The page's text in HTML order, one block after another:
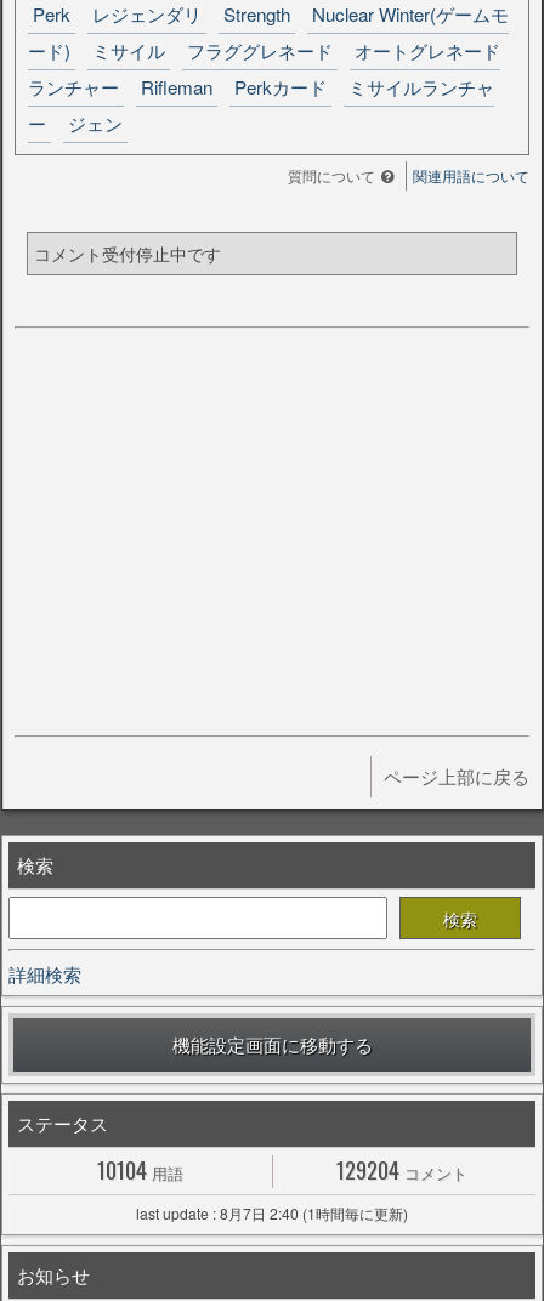
Perk レジェンダリ Strength
Nuclear Winter(ゲームモ
ード)
ミサイル フラググレネード
オートグレネード
ランチャー
Rifleman Perkカード
ミサイルランチャ
ー
ジェン
関連用語について
質問について
コメント受付停止中です
ページ上部に戻る
検索
詳細検索
機能設定画面に移動する
ステータス
10104 用語 129204 コメント
last update : 8月7日 2:40 (1時間毎に更新)
お知らせ